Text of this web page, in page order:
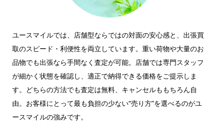
ユースマイルでは、店舗型ならではの対面の安心感と、出張買
取のスピード・利便性を両立しています。重い荷物や大量のお
品物でも出張なら手間なく査定が可能。店舗では専門スタッフ
が細かく状態を確認し、適正で納得できる価格をご提示しま
す。どちらの方法でも査定は無料、キャンセルももちろん自
由。お客様にとって最も負担の少ない“売り方”を選べるのがユ
ースマイルの強みです。